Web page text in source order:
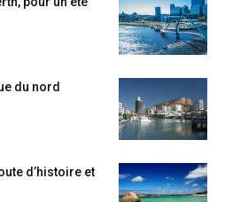
du nord
d’histoire et